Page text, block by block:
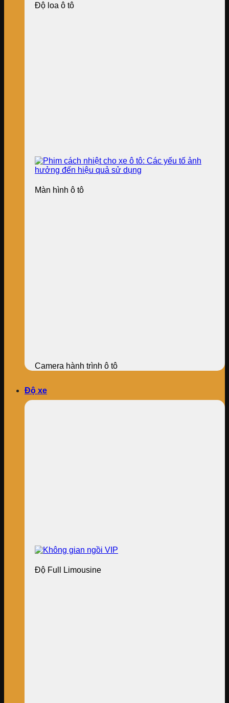
Độ loa ô tô
Màn hình ô tô
Camera hành trình ô tô
Độ xe
Độ Full Limousine